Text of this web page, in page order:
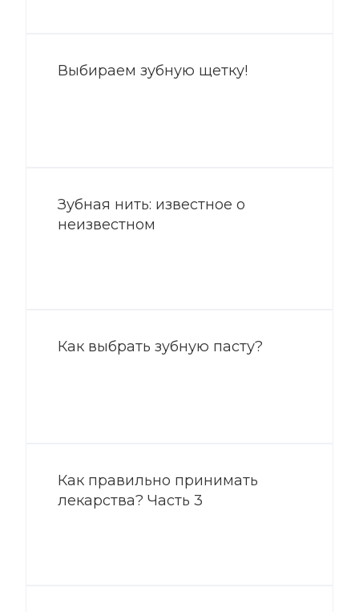
Выбираем зубную щетку!
Зубная нить: известное о
неизвестном
Как выбрать зубную пасту?
Как правильно принимать
лекарства? Часть 3